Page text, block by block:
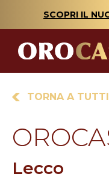
SCOPRI IL
TORNA A
Lecco